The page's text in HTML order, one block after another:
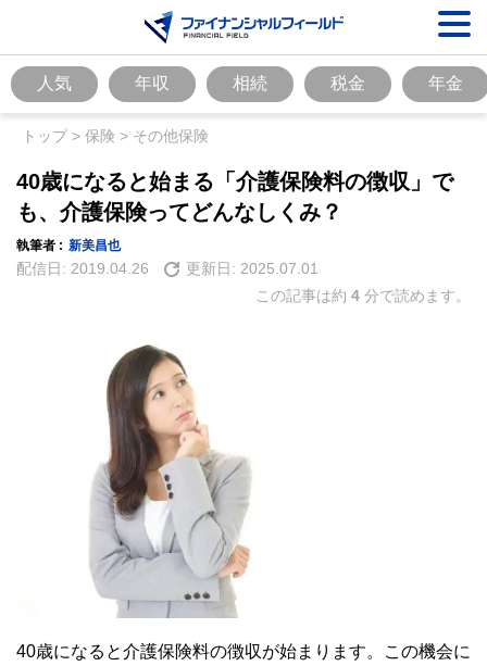
人気 年収 相続 税金 年金
トップ> 保険 > その他保険
40歳になると始まる「介護保険料の徴収」で
も、介護保険ってどんなしくみ？
執筆者 : 新美昌也
配信日: 2019.04.26 更新日: 2025.07.01
この記事は約 4 分で読めます。
40歳になると介護保険料の徴収が始まります。この機会に